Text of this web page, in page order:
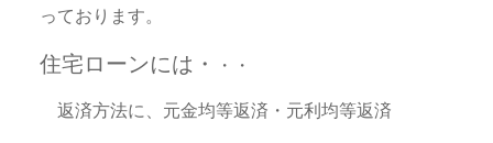
っております。
住宅ローンには・ ・・
返済方法に、元金均等返済・元利均等返済